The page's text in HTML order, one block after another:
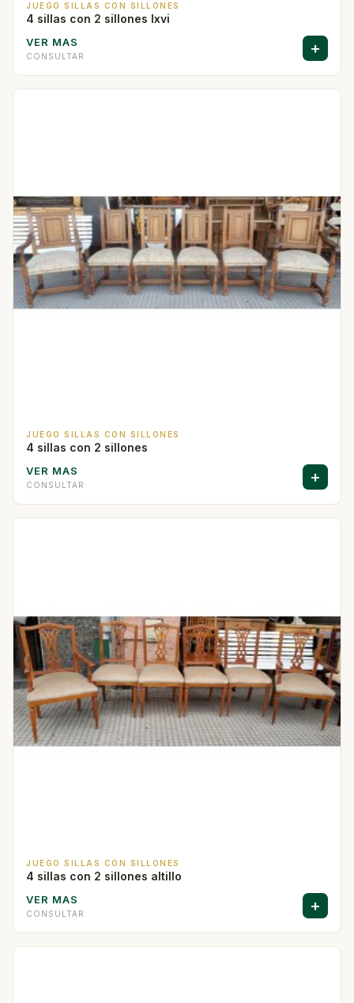
JUEGO SILLAS CON SILLONES
4 sillas con 2 sillones lxvi
VER MAS
CONSULTAR +
JUEGO SILLAS CON SILLONES
4 sillas con 2 sillones
VER MAS
CONSULTAR +
JUEGO SILLAS CON SILLONES
4 sillas con 2 sillones altillo
VER MAS
CONSULTAR +